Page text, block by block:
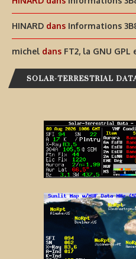
HINARD dans Informations
michel dans FT2, la GNU GPL
SOLAR-TERRESTRIAL